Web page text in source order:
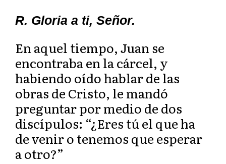
R. Gloria a ti, Señor.
En aquel tiempo, Juan se
encontraba en la cárcel, y
habiendo oído hablar de las
obras de Cristo, le mandó
preguntar por medio de dos
discípulos: “¿Eres tú el que ha
de venir o tenemos que esperar
a otro?”